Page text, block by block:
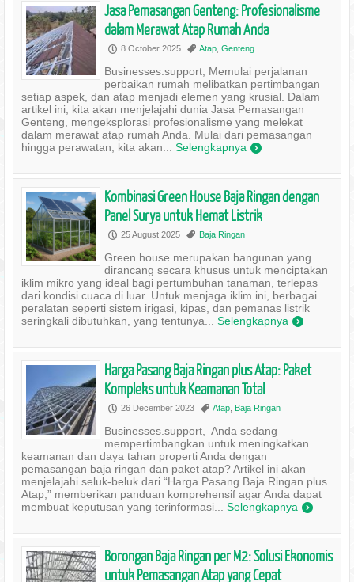
Jasa Pemasangan Genteng: Profesionalisme
dalam Merawat Atap Rumah Anda
P 8 October 2025 , Atap, Genteng
Businesses.support, Memulai perjalanan
perbaikan rumah melibatkan pertimbangan
setiap aspek, dan atap menjadi elemen yang krusial. Dalam
artikel ini, kita akan menjelajahi dunia Jasa Pemasangan
Genteng, mengeksplorasi profesionalisme yang melekat
dalam merawat atap rumah Anda. Mulai dari pemasangan
hingga perawatan, kita akan... Selengkapnya )
Kombinasi Green House Baja Ringan dengan
Panel Surya untuk Hemat Listrik
P 25 August 2025 , Baja Ringan
Green house merupakan bangunan yang
dirancang secara khusus untuk menciptakan
iklim mikro yang ideal bagi pertumbuhan tanaman, terlepas
dari kondisi cuaca di luar. Untuk menjaga iklim ini, berbagai
peralatan seperti sistem irigasi, kipas, dan pemanas listrik
seringkali dibutuhkan, yang tentunya... Selengkapnya )
Harga Pasang Baja Ringan plus Atap: Paket
Kompleks untuk Keamanan Total
P 26 December 2023 , Atap, Baja Ringan
Businesses.support, Anda sedang
mempertimbangkan untuk meningkatkan
keamanan dan daya tahan properti Anda dengan
pemasangan baja ringan dan paket atap? Artikel ini akan
menjelajahi seluk-beluk dari “Harga Pasang Baja Ringan plus
Atap,” memberikan panduan komprehensif agar Anda dapat
membuat keputusan yang terinformasi... Selengkapnya )
Borongan Baja Ringan per M2: Solusi Ekonomis
untuk Pemasangan Atap yang Cepat